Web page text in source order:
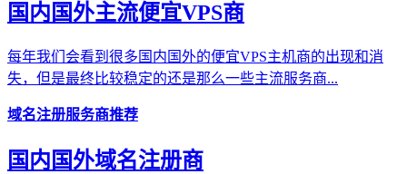
国内国外主流便宜VPS商
每年我们会看到很多国内国外的便宜VPS主机商的出现和消
失，但是最终比较稳定的还是那么一些主流服务商...
域名注册服务商推荐
国内国外域名注册商